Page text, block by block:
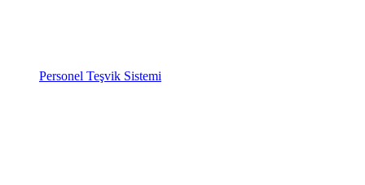
Personel Teşvik Sistemi